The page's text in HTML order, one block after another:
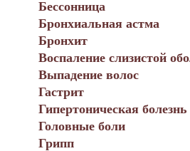
Бессонница
Бронхиальная астма
Бронхит
Воспаление слизистой
Выпадение волос
Гастрит
Гипертоническая болезнь
Головные боли
Грипп